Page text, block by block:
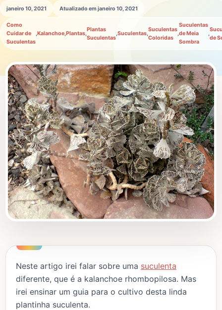
janeiro 10, 2021 Atualizado em janeiro 10, 2021
Como
Cuidar de
Suculentas
,Kalanchoe,Plantas,
Plantas
Suculentas
,Suculentas,
Suculentas
Coloridas
,
Suculentas
de Meia
Sombra
,
de
Neste artigo irei falar sobre uma suculenta
diferente, que é a kalanchoe rhombopilosa. Mas
irei ensinar um guia para o cultivo desta linda
plantinha suculenta.